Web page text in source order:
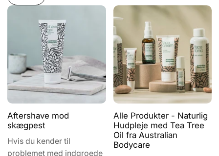
Aftershave mod
skægpest
Hvis du kender til
problemet med indgroede
Alle Produkter - Naturlig
Hudpleje med Tea Tree
Oil fra Australian
Bodycare